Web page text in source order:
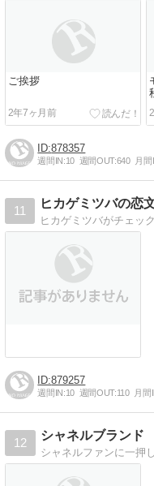
ご挨拶
2年7ヶ月前
878357
週間IN:10 週間OUT:640 月間
11
ヒカゲミツバの恋
ヒカゲミツバがチェッ
879257
週間IN:10 週間OUT:110 月間
12
シャネルブランド